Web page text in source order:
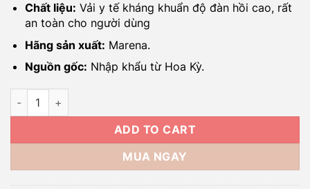
Chất liệu: Vải y tế kháng khuẩn độ đàn hồi cao, rất
an toàn cho người dùng
Hãng sản xuất: Marena.
Nguồn gốc: Nhập khẩu từ Hoa Kỳ.
Quần Gen Định Hình Mông Sau Phẫu Thuật Marena quantity
ADD TO CART
MUA NGAY